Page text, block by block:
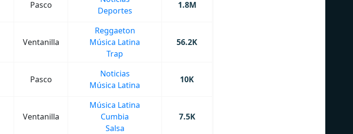
Pasco
Deportes
1.8M
Ventanilla
Reggaeton
Música Latina
Trap
56.2K
Pasco
Noticias
Música Latina
10K
Ventanilla
Música Latina
Cumbia
Salsa
7.5K